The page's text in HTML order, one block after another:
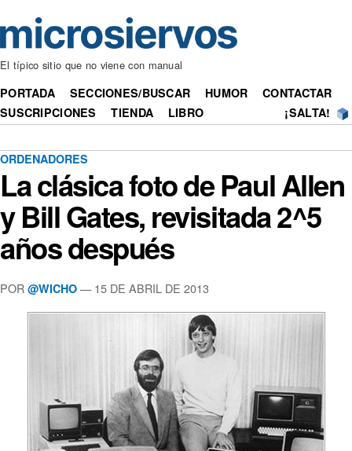
El típico sitio que no viene con manual
PORTADA SECCIONES/BUSCAR HUMOR
CONTACTAR
SUSCRIPCIONES
TIENDA LIBRO ¡SALTA!
ORDENADORES
La clásica foto de Paul Allen
y Bill Gates, revisitada 2^5
años después
POR @WICHO — 15 DE ABRIL DE 2013